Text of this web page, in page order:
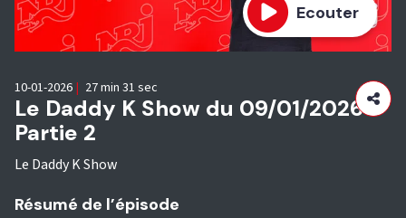
Ecouter
Le Daddy K Show du 09/01/2026 -
Partie 2
Le Daddy K Show
10-01-2026 | 27 min 31 sec
Résumé de l’épisode